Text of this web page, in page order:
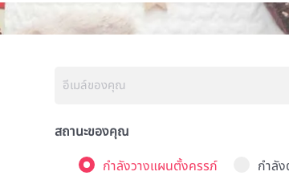
สถานะของคุณ
กำลังวางแผนตั้งครรภ์
กำลั